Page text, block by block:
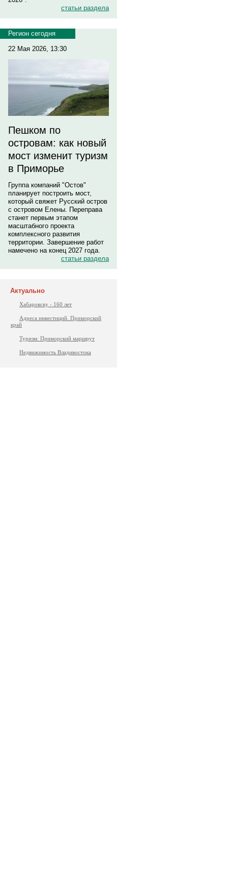
статьи раздела
Регион сегодня
22 Мая 2026, 13:30
Пешком по
островам: как новый
мост изменит туризм
в Приморье
Группа компаний "Остов"
планирует построить мост,
который свяжет Русский остров
с островом Елены. Переправа
станет первым этапом
масштабного проекта
комплексного развития
территории. Завершение работ
намечено на конец 2027 года.
статьи раздела
Актуально
Хабаровску - 160 лет
Адреса инвестиций. Приморский
край
Туризм: Приморский маршрут
Недвижимость Владивостока